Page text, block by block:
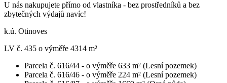
U nás nakupujete přímo od vlastníka - bez prostředníků a bez
zbytečných výdajů navíc!
k.ú. Otinoves
LV č. 435 o výměře 4314 m²
Parcela č. 616/44 - o výměře 633 m² (Lesní pozemek)
Parcela č. 616/46 - o výměře 224 m² (Lesní pozemek)